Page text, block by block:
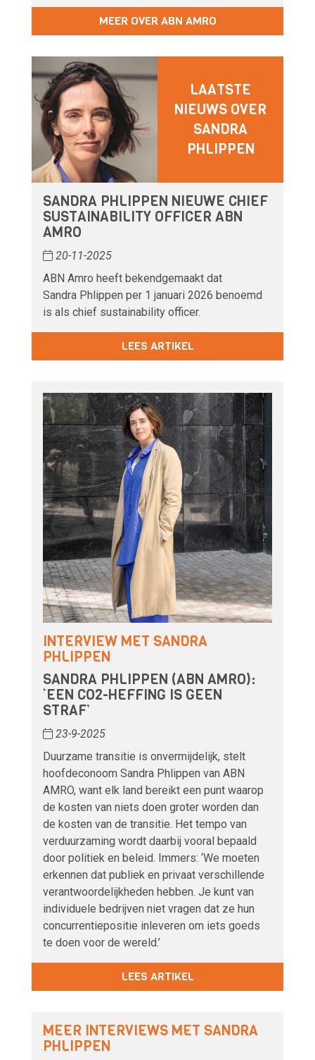
MEER OVER ABN AMRO
LAATSTE
NIEUWS OVER
SANDRA
PHLIPPEN
SANDRA PHLIPPEN NIEUWE CHIEF
SUSTAINABILITY OFFICER ABN
AMRO
20-11-2025
ABN Amro heeft bekendgemaakt dat
Sandra Phlippen per 1 januari 2026 benoemd
is als chief sustainability officer.
LEES ARTIKEL
INTERVIEW MET SANDRA
PHLIPPEN
SANDRA PHLIPPEN (ABN AMRO):
‘EEN CO2-HEFFING IS GEEN
STRAF’
23-9-2025
Duurzame transitie is onvermijdelijk, stelt
hoofdeconoom Sandra Phlippen van ABN
AMRO, want elk land bereikt een punt waarop
de kosten van niets doen groter worden dan
de kosten van de transitie. Het tempo van
verduurzaming wordt daarbij vooral bepaald
door politiek en beleid. Immers: ‘We moeten
erkennen dat publiek en privaat verschillende
verantwoordelijkheden hebben. Je kunt van
individuele bedrijven niet vragen dat ze hun
concurrentiepositie inleveren om iets goeds
te doen voor de wereld.’
LEES ARTIKEL
MEER INTERVIEWS MET SANDRA
PHLIPPEN